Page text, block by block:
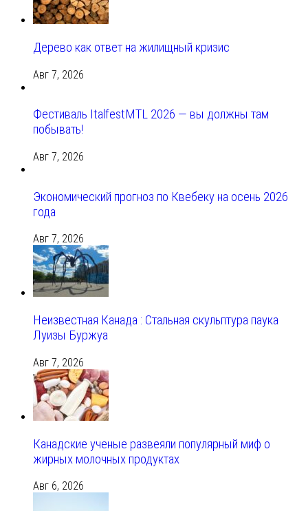
Дерево как ответ на жилищный кризис
Авг 7, 2026
Фестиваль ItalfestMTL 2026 — вы должны там
побывать!
Авг 7, 2026
Экономический прогноз по Квебеку на осень 2026
года
Авг 7, 2026
Неизвестная Канада : Стальная скульптура паука
Луизы Буржуа
Авг 7, 2026
Канадские ученые развеяли популярный миф о
жирных молочных продуктах
Авг 6, 2026